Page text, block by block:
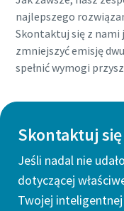
najlepszego
Skontaktuj się z nami
zmniejszyć emisję
spełnić wymogi
Skontaktuj
Jeśli nadal nie
dotyczącej
Twojej